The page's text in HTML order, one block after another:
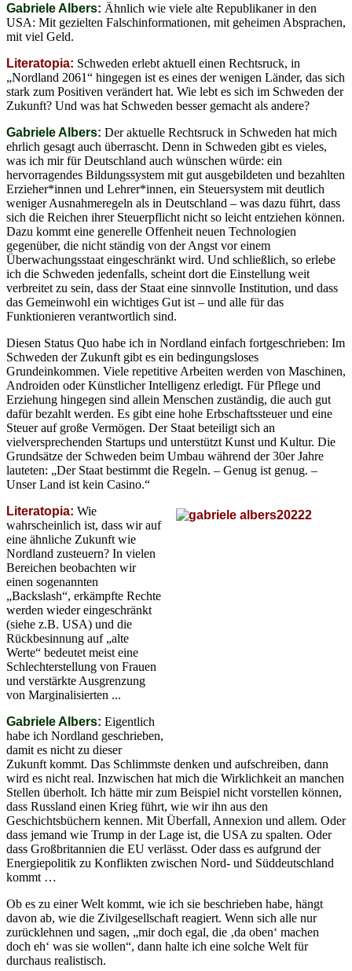
Gabriele Albers: Ähnlich wie viele alte Republikaner in den
USA: Mit gezielten Falschinformationen, mit geheimen Absprachen,
mit viel Geld.
Literatopia: Schweden erlebt aktuell einen Rechtsruck, in
„Nordland 2061“ hingegen ist es eines der wenigen Länder, das sich
stark zum Positiven verändert hat. Wie lebt es sich im Schweden der
Zukunft? Und was hat Schweden besser gemacht als andere?
Gabriele Albers: Der aktuelle Rechtsruck in Schweden hat mich
ehrlich gesagt auch überrascht. Denn in Schweden gibt es vieles,
was ich mir für Deutschland auch wünschen würde: ein
hervorragendes Bildungssystem mit gut ausgebildeten und bezahlten
Erzieher*innen und Lehrer*innen, ein Steuersystem mit deutlich
weniger Ausnahmeregeln als in Deutschland – was dazu führt, dass
sich die Reichen ihrer Steuerpflicht nicht so leicht entziehen können.
Dazu kommt eine generelle Offenheit neuen Technologien
gegenüber, die nicht ständig von der Angst vor einem
Überwachungsstaat eingeschränkt wird. Und schließlich, so erlebe
ich die Schweden jedenfalls, scheint dort die Einstellung weit
verbreitet zu sein, dass der Staat eine sinnvolle Institution, und dass
das Gemeinwohl ein wichtiges Gut ist – und alle für das
Funktionieren verantwortlich sind.
Diesen Status Quo habe ich in Nordland einfach fortgeschrieben: Im
Schweden der Zukunft gibt es ein bedingungsloses
Grundeinkommen. Viele repetitive Arbeiten werden von Maschinen,
Androiden oder Künstlicher Intelligenz erledigt. Für Pflege und
Erziehung hingegen sind allein Menschen zuständig, die auch gut
dafür bezahlt werden. Es gibt eine hohe Erbschaftssteuer und eine
Steuer auf große Vermögen. Der Staat beteiligt sich an
vielversprechenden Startups und unterstützt Kunst und Kultur. Die
Grundsätze der Schweden beim Umbau während der 30er Jahre
lauteten: „Der Staat bestimmt die Regeln. – Genug ist genug. –
Unser Land ist kein Casino.“
Literatopia: Wie
wahrscheinlich ist, dass wir auf
eine ähnliche Zukunft wie
Nordland zusteuern? In vielen
Bereichen beobachten wir
einen sogenannten
„Backslash“, erkämpfte Rechte
werden wieder eingeschränkt
(siehe z.B. USA) und die
Rückbesinnung auf „alte
Werte“ bedeutet meist eine
Schlechterstellung von Frauen
und verstärkte Ausgrenzung
von Marginalisierten ...
Gabriele Albers: Eigentlich
habe ich Nordland geschrieben,
damit es nicht zu dieser
Zukunft kommt. Das Schlimmste denken und aufschreiben, dann
wird es nicht real. Inzwischen hat mich die Wirklichkeit an manchen
Stellen überholt. Ich hätte mir zum Beispiel nicht vorstellen können,
dass Russland einen Krieg führt, wie wir ihn aus den
Geschichtsbüchern kennen. Mit Überfall, Annexion und allem. Oder
dass jemand wie Trump in der Lage ist, die USA zu spalten. Oder
dass Großbritannien die EU verlässt. Oder dass es aufgrund der
Energiepolitik zu Konflikten zwischen Nord- und Süddeutschland
kommt …
Ob es zu einer Welt kommt, wie ich sie beschrieben habe, hängt
davon ab, wie die Zivilgesellschaft reagiert. Wenn sich alle nur
zurücklehnen und sagen, „mir doch egal, die ‚da oben‘ machen
doch eh‘ was sie wollen“, dann halte ich eine solche Welt für
durchaus realistisch.